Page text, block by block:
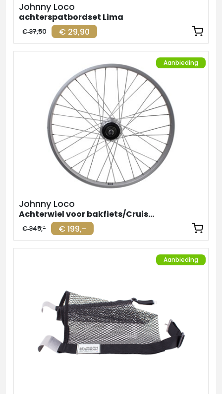
Johnny Loco
achterspatbordset Lima
€ 29,90
€ 37,50
Aanbieding
Johnny Loco
Achterwiel voor bakfiets/Cruiser Shimano Nexus 7
€ 199,-
€ 345,-
Aanbieding